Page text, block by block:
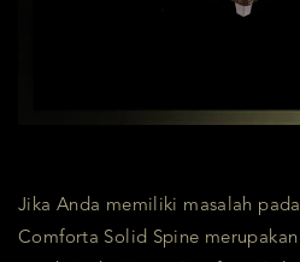
Jika Anda memiliki masalah
Comforta Solid Spine